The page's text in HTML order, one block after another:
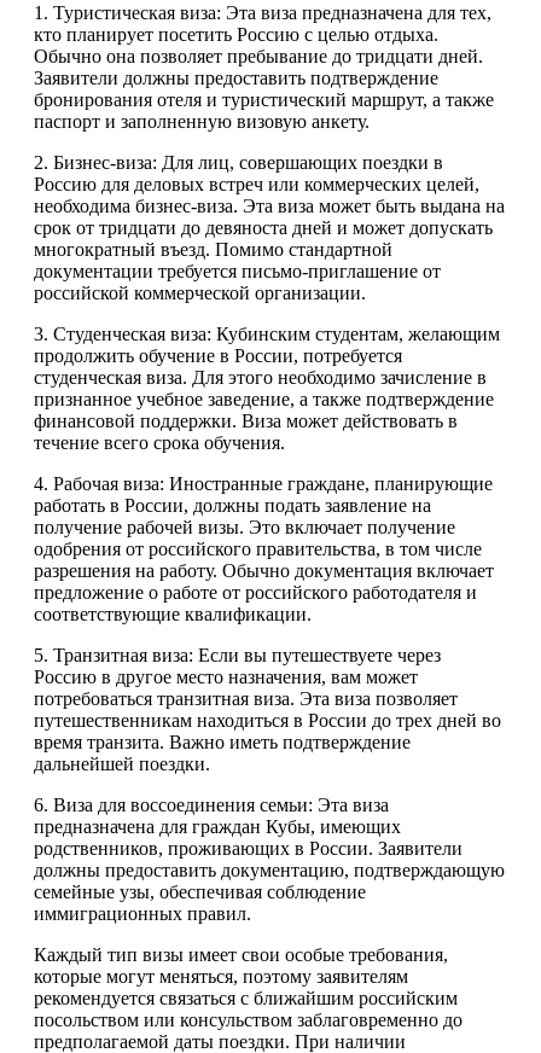
1. Туристическая виза: Эта виза предназначена для тех,
кто планирует посетить Россию с целью отдыха.
Обычно она позволяет пребывание до тридцати дней.
Заявители должны предоставить подтверждение
бронирования отеля и туристический маршрут, а также
паспорт и заполненную визовую анкету.
2. Бизнес-виза: Для лиц, совершающих поездки в
Россию для деловых встреч или коммерческих целей,
необходима бизнес-виза. Эта виза может быть выдана на
срок от тридцати до девяноста дней и может допускать
многократный въезд. Помимо стандартной
документации требуется письмо-приглашение от
российской коммерческой организации.
3. Студенческая виза: Кубинским студентам, желающим
продолжить обучение в России, потребуется
студенческая виза. Для этого необходимо зачисление в
признанное учебное заведение, а также подтверждение
финансовой поддержки. Виза может действовать в
течение всего срока обучения.
4. Рабочая виза: Иностранные граждане, планирующие
работать в России, должны подать заявление на
получение рабочей визы. Это включает получение
одобрения от российского правительства, в том числе
разрешения на работу. Обычно документация включает
предложение о работе от российского работодателя и
соответствующие квалификации.
5. Транзитная виза: Если вы путешествуете через
Россию в другое место назначения, вам может
потребоваться транзитная виза. Эта виза позволяет
путешественникам находиться в России до трех дней во
время транзита. Важно иметь подтверждение
дальнейшей поездки.
6. Виза для воссоединения семьи: Эта виза
предназначена для граждан Кубы, имеющих
родственников, проживающих в России. Заявители
должны предоставить документацию, подтверждающую
семейные узы, обеспечивая соблюдение
иммиграционных правил.
Каждый тип визы имеет свои особые требования,
которые могут меняться, поэтому заявителям
рекомендуется связаться с ближайшим российским
посольством или консульством заблаговременно до
предполагаемой даты поездки. При наличии